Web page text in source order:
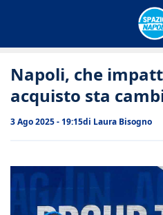
Napoli, che
acquisto sta
3 Ago 2025 - 19:15di Laura Bisogno